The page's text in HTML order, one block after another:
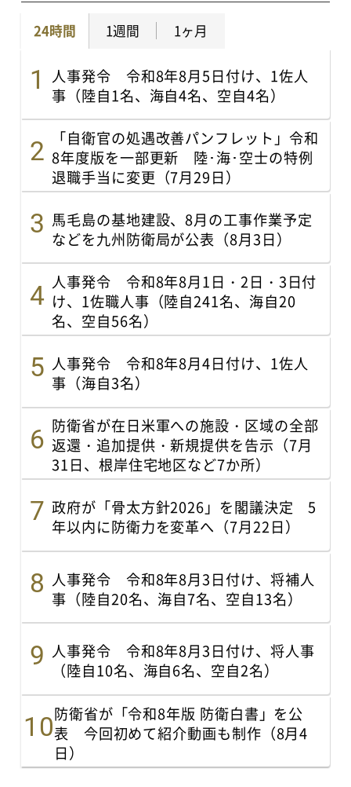
24時間 1週間 1ヶ月
人事発令 令和8年8月5日付け、1佐人
事（陸自1名、海自4名、空自4名）
「自衛官の処遇改善パンフレット」令和
8年度版を一部更新 陸･海･空士の特例
退職手当に変更（7月29日）
馬毛島の基地建設、8月の工事作業予定
などを九州防衛局が公表（8月3日）
人事発令 令和8年8月1日・2日・3日付
け、1佐職人事（陸自241名、海自20
名、空自56名）
人事発令 令和8年8月4日付け、1佐人
事（海自3名）
防衛省が在日米軍への施設・区域の全部
返還・追加提供・新規提供を告示（7月
31日、根岸住宅地区など7か所）
政府が「骨太方針2026」を閣議決定 5
年以内に防衛力を変革へ（7月22日）
人事発令 令和8年8月3日付け、将補人
事（陸自20名、海自7名、空自13名）
人事発令 令和8年8月3日付け、将人事
（陸自10名、海自6名、空自2名）
防衛省が「令和8年版 防衛白書」を公
表 今回初めて紹介動画も制作（8月4
日）